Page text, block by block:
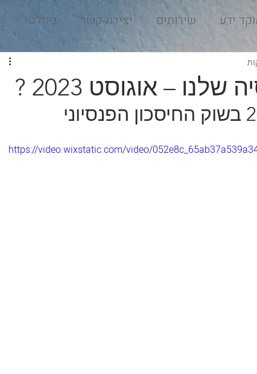
ידע שירותים יצירת קשר ניוזלטר
– אוגוסט 2023 ?
https://video.wixstatic.com/video/